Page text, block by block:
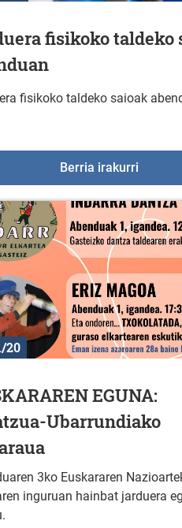
fisikoko taldeko
fisikoko taldeko saioak
Berria irakurri
20
EGUNA:
Ubarrundiako
3ko Euskararen
inguruan hainbat jarduera